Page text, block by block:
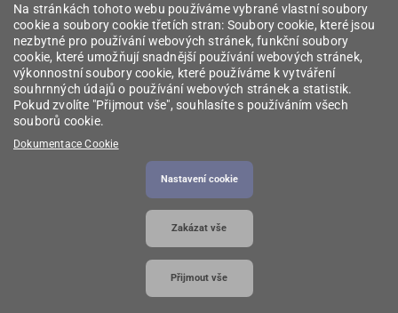
Registr energetických společenství
Registr zprostředkovatelů
Srovnávače
Vyhledávač licencí
2026 © Energetický regulační úřad
poskytovány v souladu se zákonem č. 106/1999
Sb., o svobodném přístupu k informacím.
Na stránkách tohoto webu používáme vybrané vlastní soubory
cookie a soubory cookie třetích stran: Soubory cookie, které jsou
nezbytné pro používání webových stránek, funkční soubory
cookie, které umožňují snadnější používání webových stránek,
výkonnostní soubory cookie, které používáme k vytváření
souhrnných údajů o používání webových stránek a statistik.
Pokud zvolíte "Přijmout vše", souhlasíte s používáním všech
souborů cookie.
Dokumentace Cookie
Nastavení cookie
Zakázat vše
Přijmout vše